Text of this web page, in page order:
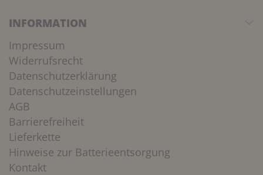
INFORMATION
Impressum
Widerrufsrecht
Datenschutzerklärung
Datenschutzeinstellungen
AGB
Barrierefreiheit
Lieferkette
Hinweise zur Batterieentsorgung
Kontakt